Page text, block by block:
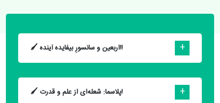
🖌 اربعین و سانسورِ بیفایده آینده!!
🖌 پلاسما: شعله‌ای از علم و قدرت!